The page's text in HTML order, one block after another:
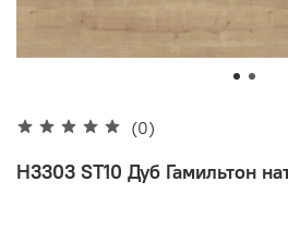
(0)
H3303 ST10 Дуб Гамильтон